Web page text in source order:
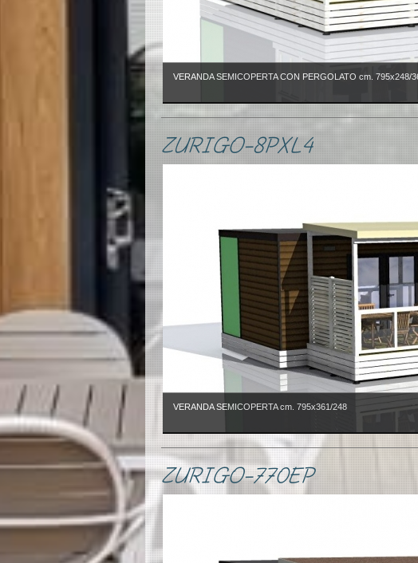
VERANDA SEMICOPERTA CON PERGOLATO cm. 795x248/
ZURIGO-8PXL4
VERANDA SEMICOPERTA cm. 795x361/248
ZURIGO-770EP